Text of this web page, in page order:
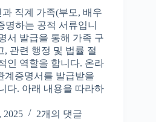
직계 가족(부모, 배우
명하는 공적 서류입니
서 발급을 통해 가족 구
, 관련 행정 및 법률 절
인 역할을 합니다. 온라
계증명서를 발급받을
다. 아래 내용을 따라하
2025 2개의 댓글